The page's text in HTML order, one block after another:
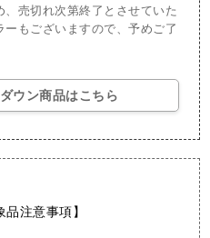
売切れ次第終了とさせていた
ーもございますので、予めご了
ウン商品はこちら
品注意事項】